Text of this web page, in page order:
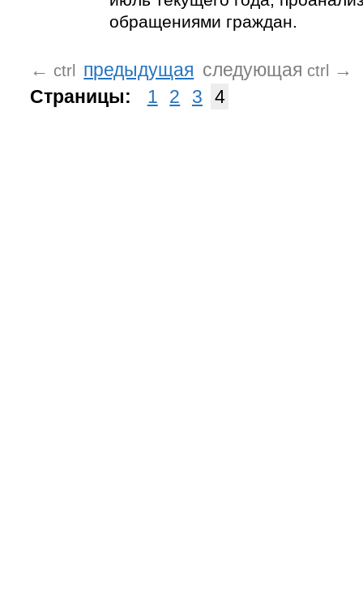
обращениями граждан.
← ctrl предыдущая следующая ctrl
→
Страницы:
1 2 3 4